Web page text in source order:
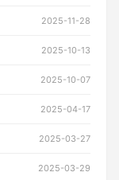
2025-11-28
2025-10-13
2025-10-07
2025-04-17
2025-03-27
2025-03-29